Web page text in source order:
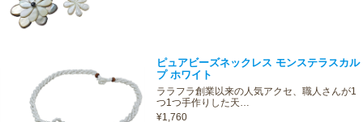
ピュアビーズネックレス モンステラスカル
プ ホワイト
ララフラ創業以来の人気アクセ、職人さんが1
つ1つ手作りした天…
¥1,760